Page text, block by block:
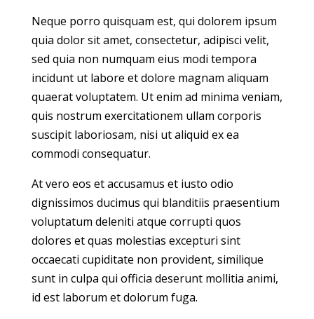
Neque porro quisquam est, qui dolorem ipsum
quia dolor sit amet, consectetur, adipisci velit,
sed quia non numquam eius modi tempora
incidunt ut labore et dolore magnam aliquam
quaerat voluptatem. Ut enim ad minima veniam,
quis nostrum exercitationem ullam corporis
suscipit laboriosam, nisi ut aliquid ex ea
commodi consequatur.
At vero eos et accusamus et iusto odio
dignissimos ducimus qui blanditiis praesentium
voluptatum deleniti atque corrupti quos
dolores et quas molestias excepturi sint
occaecati cupiditate non provident, similique
sunt in culpa qui officia deserunt mollitia animi,
id est laborum et dolorum fuga.